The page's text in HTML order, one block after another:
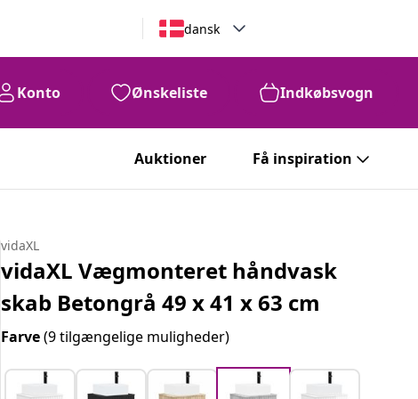
dansk
Konto Ønskeliste Indkøbsvogn
Auktioner Få inspiration
vidaXL
vidaXL Vægmonteret håndvask
skab Betongrå 49 x 41 x 63 cm
Farve(9 tilgængelige muligheder)